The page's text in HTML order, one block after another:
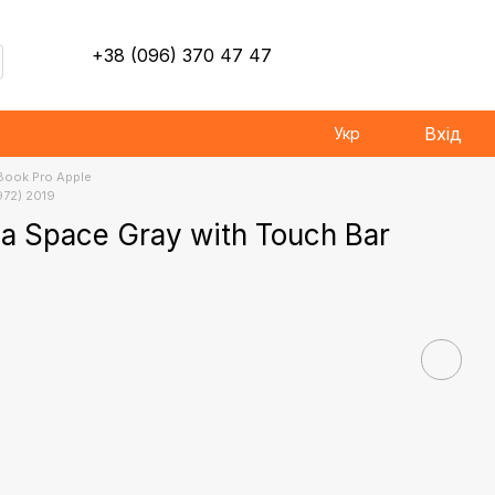
+38 (096) 370 47 47
Укр Вхід
Pro Apple
2019
Space Gray with Touch Bar